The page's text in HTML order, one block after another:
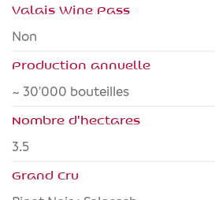
Valais Wine Pass
non
Production annuelle
~ 30'000 bouteilles
Nombre d'hectares
3.5
Grand Cru